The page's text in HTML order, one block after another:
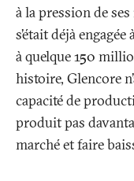
à la pression de
s’était déjà
à quelque 150
histoire, Glencore
capacité de
produit pas
marché et faire